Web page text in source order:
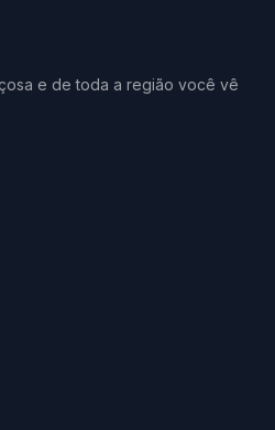
e de toda a região você vê